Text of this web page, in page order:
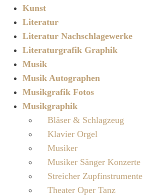
Kunst
Literatur
Literatur Nachschlagewerke
Literaturgrafik Graphik
Musik
Musik Autographen
Musikgrafik Fotos
Musikgraphik
Bläser & Schlagzeug
Klavier Orgel
Musiker
Musiker Sänger Konzerte
Streicher Zupfinstrumente
Theater Oper Tanz